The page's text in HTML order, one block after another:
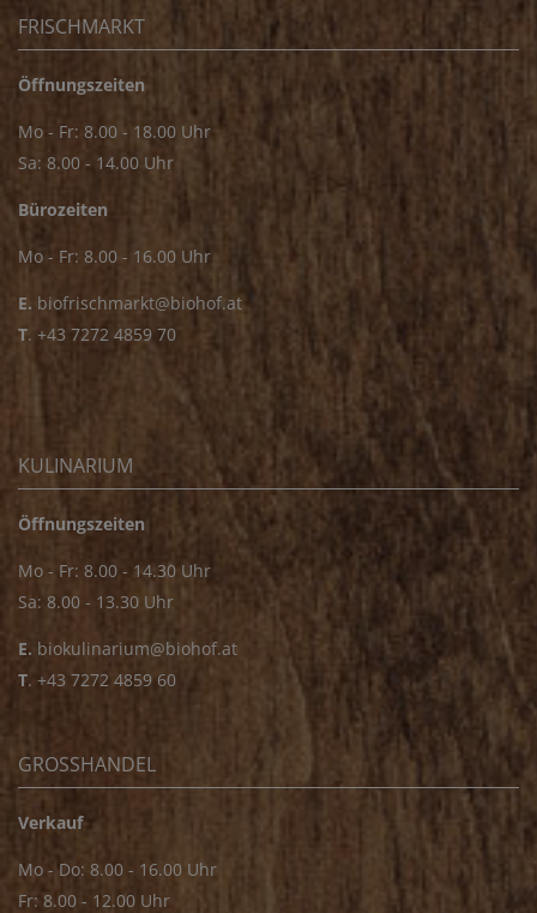
FRISCHMARKT
Öffnungszeiten
Mo - Fr: 8.00 - 18.00 Uhr
Sa: 8.00 - 14.00 Uhr
Bürozeiten
Mo - Fr: 8.00 - 16.00 Uhr
E. biofrischmarkt@biohof.at
T. +43 7272 4859 70
KULINARIUM
Öffnungszeiten
Mo - Fr: 8.00 - 14.30 Uhr
Sa: 8.00 - 13.30 Uhr
E. biokulinarium@biohof.at
T. +43 7272 4859 60
GROSSHANDEL
Verkauf
Mo - Do: 8.00 - 16.00 Uhr
Fr: 8.00 - 12.00 Uhr